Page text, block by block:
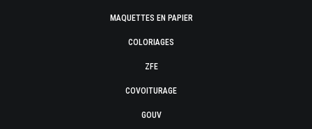
MAQUETTES EN PAPIER
COLORIAGES
ZFE
COVOITURAGE
GOUV